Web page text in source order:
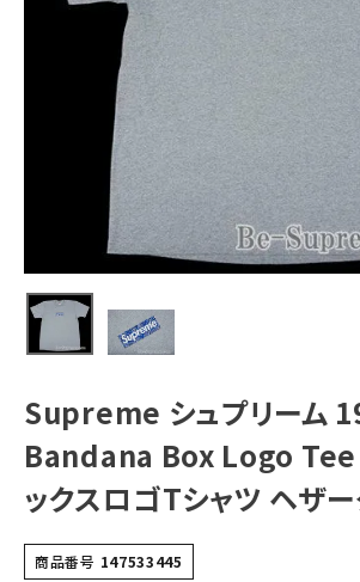
ダナボックスロゴ
Tシャツ ヘザーグ
(税込)
NEW ITEMS
CATEGORY
Tシャツ・ロングスリーブ
ジャケット・アウター
キャップ・ハット
ニット帽・ビーニー
バックパック・リュック
Supreme シュプリーム
Bandana Box Logo Tee
ックスロゴTシャツ ヘザ
商品番号 147533445